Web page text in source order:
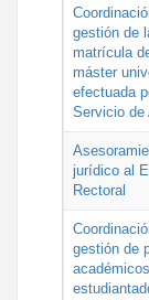
gestión de
matrícula
máster
efectuada
Servicio de
jurídico al
Rectoral
gestión de